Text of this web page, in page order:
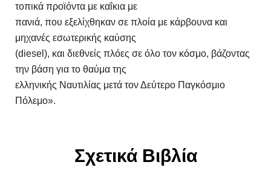
τοπικά προϊόντα με καΐκια με
πανιά, που εξελίχθηκαν σε πλοία με κάρβουνα και
μηχανές εσωτερικής καύσης
(diesel), και διεθνείς πλόες σε όλο τον κόσμο, βάζοντας
την βάση για το θαύμα της
ελληνικής Ναυτιλίας μετά τον Δεύτερο Παγκόσμιο
Πόλεμο».
Σχετικά Βιβλία